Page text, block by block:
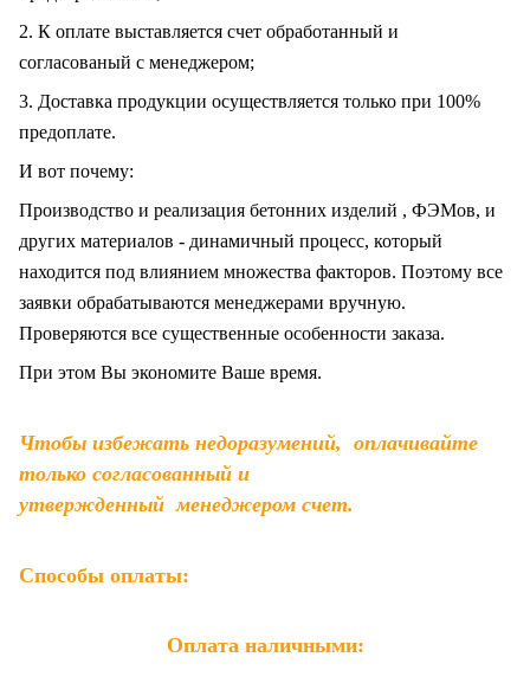
2. К оплате выставляется счет обработанный и
согласованый с менеджером;
3. Доставка продукции осуществляется только при 100%
предоплате.
И вот почему:
Производство и реализация бетонних изделий , ФЭМов, и
других материалов - динамичный процесс, который
находится под влиянием множества факторов. Поэтому все
заявки обрабатываются менеджерами вручную.
Проверяются все существенные особенности заказа.
При этом Вы экономите Ваше время.
Чтобы избежать недоразумений, оплачивайте
только согласованный и
утвержденный менеджером счет.
Способы оплаты:
Оплата наличными: